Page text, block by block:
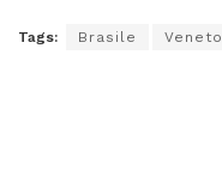
Tags: Brasile Veneto